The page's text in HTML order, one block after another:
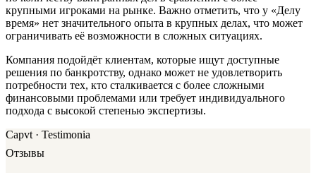
крупными игроками на рынке. Важно отметить, что у «Делу
время» нет значительного опыта в крупных делах, что может
ограничивать её возможности в сложных ситуациях.
Компания подойдёт клиентам, которые ищут доступные
решения по банкротству, однако может не удовлетворить
потребности тех, кто сталкивается с более сложными
финансовыми проблемами или требует индивидуального
подхода с высокой степенью экспертизы.
Capvt · Testimonia
Отзывы